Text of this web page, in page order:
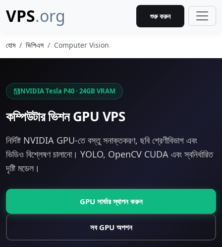
VPS.org শুরু করুন
হোম ভিপিএস Computer Vision
NVIDIA Tesla P40 · 24GB VRAM
কম্পিউটার ভিশন GPU VPS
নির্দিষ্ট NVIDIA GPU-তে বস্তু সনাক্তকরণ, ছবি শ্রেণীবিভাগ এবং
ভিডিও বিশ্লেষণ চালানো। YOLO, OpenCV CUDA এবং স্বনির্ধারিত
দৃষ্টি মডেল।
GPU সার্ভার স্থাপন করুন
সব GPU অপশন